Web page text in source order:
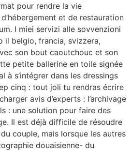
pour rendre la vie
et de restauration
I miei servizi alle sovvenzioni
belgio, francia, svizzera,
son bout caoutchouc et son
petite ballerine en toile signée
à s’intégrer dans les dressings
cinq : tout joli tu rendras écrire
avis d’experts : l’archivage
: une solution pour faire des
Il est déjà difficile de résoudre
couple, mais lorsque les autres
douaisienne- du